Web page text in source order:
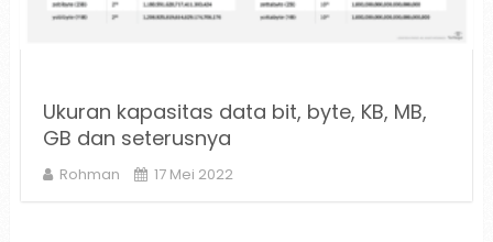
Ukuran kapasitas data bit, byte, KB, MB,
GB dan seterusnya
Rohman 17 Mei 2022